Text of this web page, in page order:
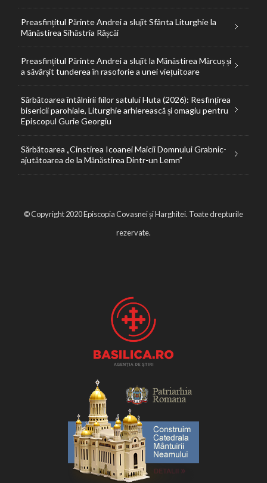
Preasfințitul Părinte Andrei a slujit Sfânta Liturghie la
Mănăstirea Sihăstria Râșcăi
Preasfințitul Părinte Andrei a slujit la Mănăstirea Mărcuș și
a săvârșit tunderea în rasoforie a unei viețuitoare
Sărbătoarea întâlnirii fiilor satului Huta (2026): Resfințirea
bisericii parohiale, Liturghie arhierească și omagiu pentru
Episcopul Gurie Georgiu
Sărbătoarea „Cinstirea Icoanei Maicii Domnului Grabnic-
ajutătoarea de la Mănăstirea Dintr-un Lemn”
© Copyright 2020 Episcopia Covasnei și Harghitei. Toate drepturile
rezervate.